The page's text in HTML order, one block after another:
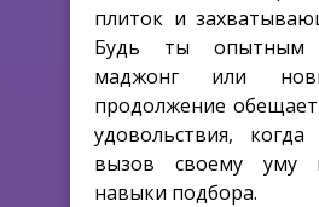
плиток и
Будь ты опытным
маджонг или
продолжение
удовольствия,
вызов своему уму
навыки подбора.